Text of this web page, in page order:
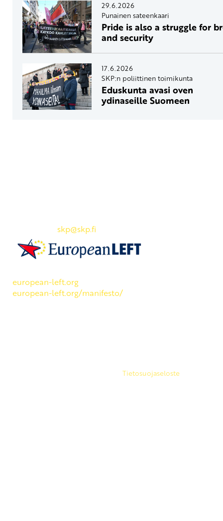
29.6.2026
Punainen sateenkaari
Pride is also a struggle for
and security
17.6.2026
SKP:n poliittinen toimikunta
Eduskunta avasi oven
ydinaseille Suomeen
skp@skp.fi
european-left.org
european-left.org/manifesto/
Tietosuojaseloste